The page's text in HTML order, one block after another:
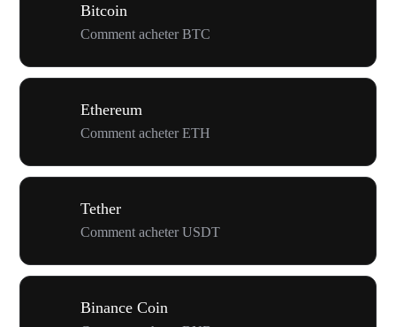
Bitcoin
Comment acheter BTC
Ethereum
Comment acheter ETH
Tether
Comment acheter USDT
Binance Coin